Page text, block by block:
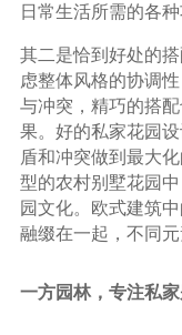
日常生活所需的各种
其二是恰到好处的
虑整体风格的协调
与冲突，精巧的搭
果。好的私家花园
盾和冲突做到最大
型的农村别墅花园
园文化。欧式建筑
融缀在一起，不同
一方园林，专注私